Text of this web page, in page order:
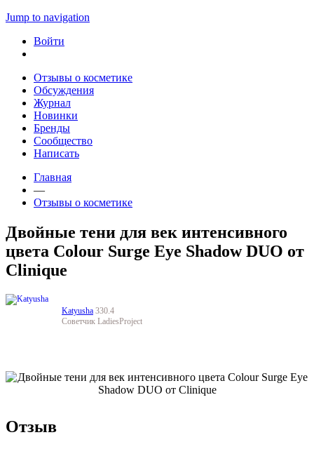
Jump to navigation
Войти
Отзывы о косметике
Обсуждения
Журнал
Новинки
Бренды
Сообщество
Написать
Главная
—
Отзывы о косметике
Двойные тени для век интенсивного
цвета Colour Surge Eye Shadow DUO от
Clinique
Katyusha 330.4
Советчик LadiesProject
Отзыв